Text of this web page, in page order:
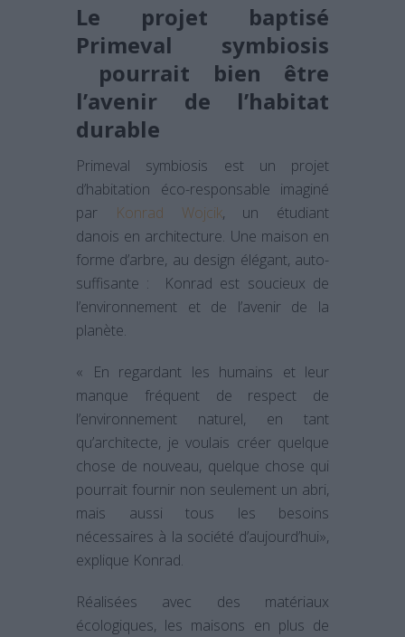
Le projet baptisé
Primeval symbiosis
pourrait bien être
l’avenir de l’habitat
durable
Primeval symbiosis est un projet
d’habitation éco-responsable imaginé
par
Konrad Wojcik, un étudiant
danois en architecture. Une maison en
forme d’arbre, au design élégant, auto-
suffisante : Konrad est soucieux de
l’environnement et de l’avenir de la
planète.
« En regardant les humains et leur
manque fréquent de respect de
l’environnement naturel, en tant
qu’architecte, je voulais créer quelque
chose de nouveau, quelque chose qui
pourrait fournir non seulement un abri,
mais aussi tous les besoins
nécessaires à la société d’aujourd’hui»,
explique Konrad.
Réalisées avec des matériaux
écologiques, les maisons en plus de